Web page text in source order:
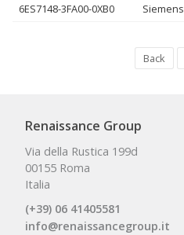
6ES7148-3FA00-0XB0 Siemens
Back
Renaissance Group
Via della Rustica 199d
00155 Roma
Italia
(+39) 06 41405581
info@renaissancegroup.it